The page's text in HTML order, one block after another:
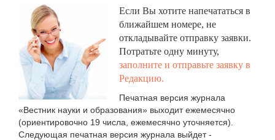
Если Вы хотите напечататься в
ближайшем номере, не
откладывайте отправку заявки.
Потратьте одну минуту,
заполните и отправьте заявку в
Редакцию.
Печатная версия журнала
«Вестник науки и образования» выходит ежемесячно
(ориентировочно 19 числа, ежемесячно уточняется).
Следующая печатная версия журнала выйдет -